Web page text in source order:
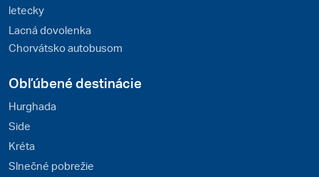
letecky
Lacná dovolenka
Chorvátsko autobusom
Obľúbené destinácie
Hurghada
Side
Kréta
Slnečné pobrežie